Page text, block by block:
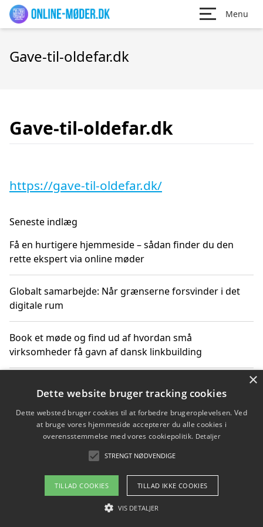
Menu
Gave-til-oldefar.dk
Gave-til-oldefar.dk
https://gave-til-oldefar.dk/
Seneste indlæg
Få en hurtigere hjemmeside – sådan finder du den
rette ekspert via online møder
Globalt samarbejde: Når grænserne forsvinder i det
digitale rum
Book et møde og find ud af hvordan små
virksomheder få gavn af dansk linkbuilding
får du indgår et samarbejde
Hold et møde med en WordPress ekspert og vælg den
mest professionelle til at vedligeholde din løsning
Copyright 2026 - Pilanto Aps
Om / kontakt
×
Dette website bruger tracking cookies
Dette websted bruger cookies til at forbedre brugeroplevelsen. Ved
at bruge vores hjemmeside accepterer du alle cookies i
overensstemmelse med vores cookiepolitik. Detaljer
STRENGT NØDVENDIGE
TILLAD COOKIES TILLAD IKKE COOKIES
VIS DETALJER